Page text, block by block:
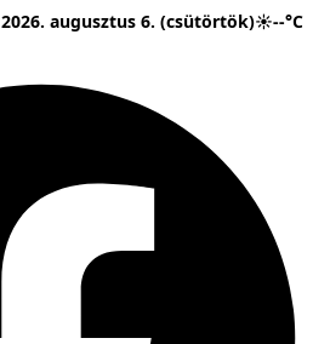
2026. augusztus 6. (csütörtök)☀--°C